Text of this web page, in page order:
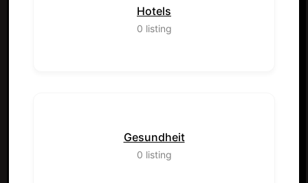
Hotels
0 listing
Gesundheit
0 listing